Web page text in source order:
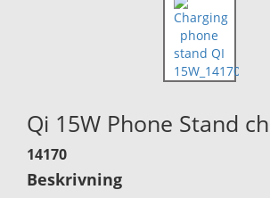
Qi 15W Phone Stand
14170
Beskrivning